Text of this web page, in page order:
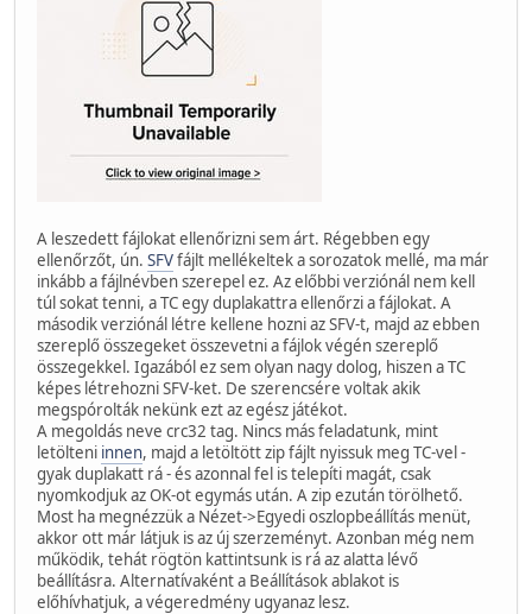
A leszedett fájlokat ellenőrizni sem árt. Régebben egy
ellenőrzőt, ún. SFVfájlt mellékeltek a sorozatok mellé, ma már
inkább a fájlnévben szerepel ez. Az előbbi verziónál nem kell
túl sokat tenni, a TC egy duplakattra ellenőrzi a fájlokat. A
második verziónál létre kellene hozni az SFV-t, majd az ebben
szereplő összegeket összevetni a fájlok végén szereplő
összegekkel. Igazából ez sem olyan nagy dolog, hiszen a TC
képes létrehozni SFV-ket. De szerencsére voltak akik
megspórolták nekünk ezt az egész játékot.
A megoldás neve crc32 tag. Nincs más feladatunk, mint
letölteni innen, majd a letöltött zip fájlt nyissuk meg TC-vel -
gyak duplakatt rá - és azonnal fel is telepíti magát, csak
nyomkodjuk az OK-ot egymás után. A zip ezután törölhető.
Most ha megnézzük a Nézet->Egyedi oszlopbeállítás menüt,
akkor ott már látjuk is az új szerzeményt. Azonban még nem
működik, tehát rögtön kattintsunk is rá az alatta lévő
beállításra. Alternatívaként a Beállítások ablakot is
előhívhatjuk, a végeredmény ugyanaz lesz.